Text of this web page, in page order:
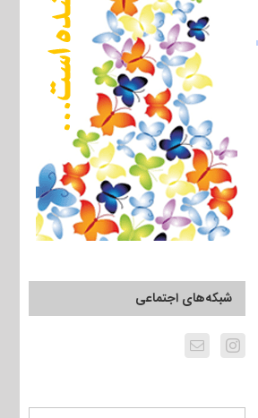
شبکه‌های اجتماعی